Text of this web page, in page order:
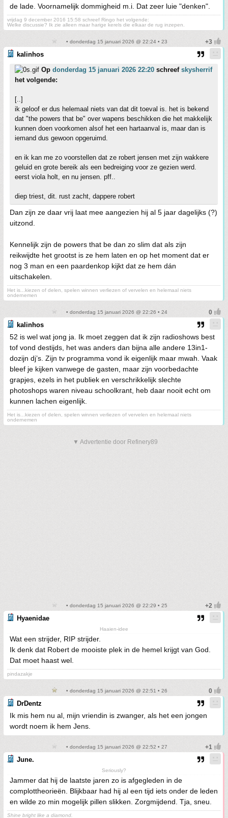
de lade. Voornamelijk dommigheid m.i. Dat zeer luie "denken".
vrijdag 9 december 2016 15:58 schreef Ringo het volgende:
Welke discussie? Ik zie alleen maar harige kerels die elkaar de rug inzepen.
• donderdag 15 januari 2026 @ 22:24 • 23
kalinhos
Op donderdag 15 januari 2026 22:20 schreef skysherrif
het volgende:
[..]
ik geloof er dus helemaal niets van dat dit toeval is. het is bekend
dat "the powers that be" over wapens beschikken die het makkelijk
kunnen doen voorkomen alsof het een hartaanval is, maar dan is
iemand dus gewoon opgeruimd.
en ik kan me zo voorstellen dat ze robert jensen met zijn wakkere
geluid en grote bereik als een bedreiging voor ze gezien werd.
eerst viola holt, en nu jensen. pff..
diep triest, dit. rust zacht, dappere robert
Dan zijn ze daar vrij laat mee aangezien hij al 5 jaar dagelijks (?)
uitzond.
Kennelijk zijn de powers that be dan zo slim dat als zijn
reikwijdte het grootst is ze hem laten en op het moment dat er
nog 3 man en een paardenkop kijkt dat ze hem dán
uitschakelen.
Het is...kiezen of delen, spelen winnen verliezen of vervelen en helemaal niets
ondernemen
• donderdag 15 januari 2026 @ 22:26 • 24
kalinhos
52 is wel wat jong ja. Ik moet zeggen dat ik zijn radioshows best
tof vond destijds, het was anders dan bijna alle andere 13in1-
dozijn dj’s. Zijn tv programma vond ik eigenlijk maar mwah. Vaak
bleef je kijken vanwege de gasten, maar zijn voorbedachte
grapjes, ezels in het publiek en verschrikkelijk slechte
photoshops waren niveau schoolkrant, heb daar nooit echt om
kunnen lachen eigenlijk.
Het is...kiezen of delen, spelen winnen verliezen of vervelen en helemaal niets
ondernemen
▼ Advertentie door Refinery89
• donderdag 15 januari 2026 @ 22:29 • 25
Hyaenidae
Haaien-idee
Wat een strijder, RIP strijder.
Ik denk dat Robert de mooiste plek in de hemel krijgt van God.
Dat moet haast wel.
pindazakje
• donderdag 15 januari 2026 @ 22:51 • 26
DrDentz
Ik mis hem nu al, mijn vriendin is zwanger, als het een jongen
wordt noem ik hem Jens.
• donderdag 15 januari 2026 @ 22:52 • 27
June.
Seriously?
Jammer dat hij de laatste jaren zo is afgegleden in de
complottheorieën. Blijkbaar had hij al een tijd iets onder de leden
en wilde zo min mogelijk pillen slikken. Zorgmijdend. Tja, sneu.
Shine bright like a diamond.